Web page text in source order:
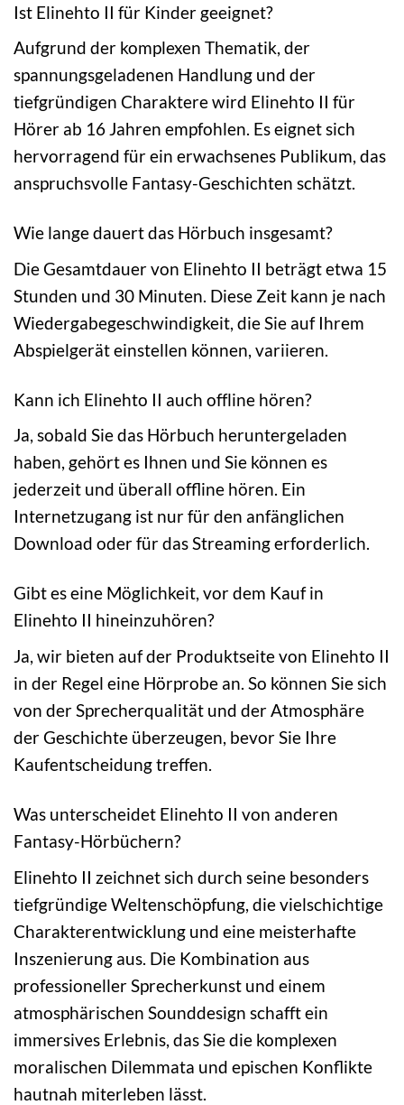
Ist Elinehto II für Kinder geeignet?
Aufgrund der komplexen Thematik, der
spannungsgeladenen Handlung und der
tiefgründigen Charaktere wird Elinehto II für
Hörer ab 16 Jahren empfohlen. Es eignet sich
hervorragend für ein erwachsenes Publikum, das
anspruchsvolle Fantasy-Geschichten schätzt.
Wie lange dauert das Hörbuch insgesamt?
Die Gesamtdauer von Elinehto II beträgt etwa 15
Stunden und 30 Minuten. Diese Zeit kann je nach
Wiedergabegeschwindigkeit, die Sie auf Ihrem
Abspielgerät einstellen können, variieren.
Kann ich Elinehto II auch offline hören?
Ja, sobald Sie das Hörbuch heruntergeladen
haben, gehört es Ihnen und Sie können es
jederzeit und überall offline hören. Ein
Internetzugang ist nur für den anfänglichen
Download oder für das Streaming erforderlich.
Gibt es eine Möglichkeit, vor dem Kauf in
Elinehto II hineinzuhören?
Ja, wir bieten auf der Produktseite von Elinehto II
in der Regel eine Hörprobe an. So können Sie sich
von der Sprecherqualität und der Atmosphäre
der Geschichte überzeugen, bevor Sie Ihre
Kaufentscheidung treffen.
Was unterscheidet Elinehto II von anderen
Fantasy-Hörbüchern?
Elinehto II zeichnet sich durch seine besonders
tiefgründige Weltenschöpfung, die vielschichtige
Charakterentwicklung und eine meisterhafte
Inszenierung aus. Die Kombination aus
professioneller Sprecherkunst und einem
atmosphärischen Sounddesign schafft ein
immersives Erlebnis, das Sie die komplexen
moralischen Dilemmata und epischen Konflikte
hautnah miterleben lässt.